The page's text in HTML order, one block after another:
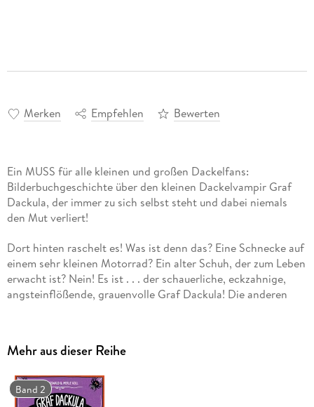
Merken Empfehlen Bewerten
Ein MUSS für alle kleinen und großen Dackelfans:
Bilderbuchgeschichte über den kleinen Dackelvampir Graf
Dackula, der immer zu sich selbst steht und dabei niemals
den Mut verliert!
Dort hinten raschelt es! Was ist denn das? Eine Schnecke auf
einem sehr kleinen Motorrad? Ein alter Schuh, der zum Leben
erwacht ist? Nein! Es ist . . . der schauerliche, eckzahnige,
angsteinflößende, grauenvolle Graf Dackula! Die anderen
macht sich Graf Dackula auf die Suche nach Tieren, die seine
coolste Party!
Mehr aus dieser Reihe
Band 2